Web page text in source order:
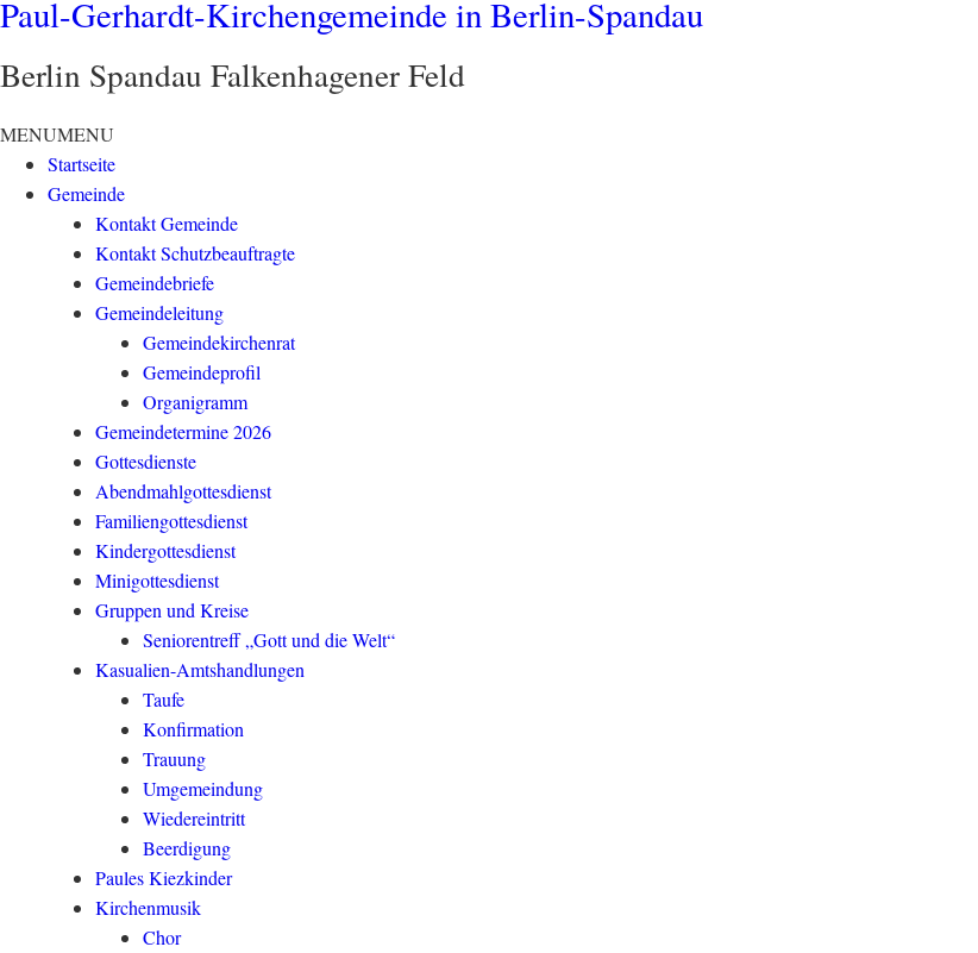
Paul-Gerhardt-Kirchengemeinde in Berlin-Spandau
Berlin Spandau Falkenhagener Feld
MENUMENU
Startseite
Gemeinde
Kontakt Gemeinde
Kontakt Schutzbeauftragte
Gemeindebriefe
Gemeindeleitung
Gemeindekirchenrat
Gemeindeprofil
Organigramm
Gemeindetermine 2026
Gottesdienste
Abendmahlgottesdienst
Familiengottesdienst
Kindergottesdienst
Minigottesdienst
Gruppen und Kreise
Seniorentreff „Gott und die Welt“
Kasualien-Amtshandlungen
Taufe
Konfirmation
Trauung
Umgemeindung
Wiedereintritt
Beerdigung
Paules Kiezkinder
Kirchenmusik
Chor